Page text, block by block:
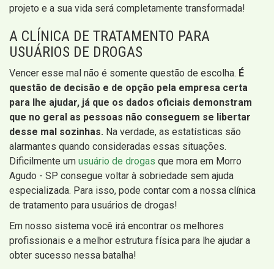
projeto e a sua vida será completamente transformada!
A CLÍNICA DE TRATAMENTO PARA
USUÁRIOS DE DROGAS
Vencer esse mal não é somente questão de escolha. É
questão de decisão e de opção pela empresa certa
para lhe ajudar, já que os dados oficiais demonstram
que no geral as pessoas não conseguem se libertar
desse mal sozinhas. Na verdade, as estatísticas são
alarmantes quando consideradas essas situações.
Dificilmente um usuário de drogas que mora em Morro
Agudo - SP consegue voltar à sobriedade sem ajuda
especializada. Para isso, pode contar com a nossa clínica
de tratamento para usuários de drogas!
Em nosso sistema você irá encontrar os melhores
profissionais e a melhor estrutura física para lhe ajudar a
obter sucesso nessa batalha!